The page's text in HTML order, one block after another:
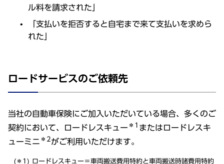
ル料を請求された」
「支払いを拒否すると自宅まで来て支払いを求めら
れた」
ロードサービスのご依頼先
当社の自動車保険にご加入いただいている場合、多くのご
契約において、ロードレスキュー ＊1 またはロードレスキ
ューミニ ＊2がご利用いただけます。
ロードレスキュー＝車両搬送費用特約と車両搬送時諸費用特約